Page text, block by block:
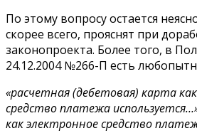
По этому вопросу остается
скорее всего, прояснят при
законопроекта. Более того, в
24.12.2004 №266-П есть
«расчетная (дебетовая) карта
средство платежа
как электронное средство